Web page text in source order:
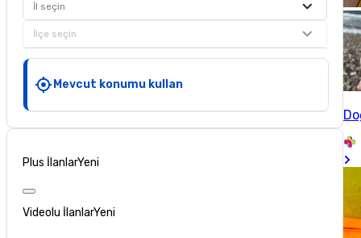
İl seçin
İlçe seçin
Mevcut konumu kullan
Plus İlanlarYeni
Videolu İlanlarYeni